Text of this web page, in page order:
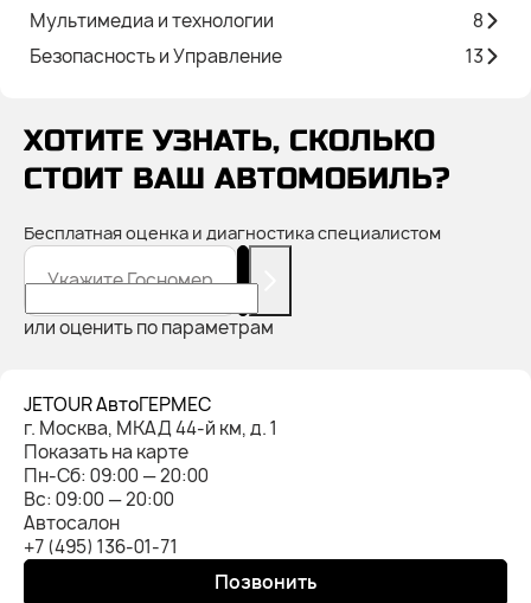
Мультимедиа и технологии
8
Безопасность и Управление
13
ХОТИТЕ УЗНАТЬ, СКОЛЬКО
СТОИТ ВАШ АВТОМОБИЛЬ?
Бесплатная оценка и диагностика специалистом
Укажите Госномер
или оценить по параметрам
JETOUR АвтоГЕРМЕС
г. Москва, МКАД 44-й км, д. 1
Показать на карте
Пн-Cб: 09:00 — 20:00
Вс: 09:00 — 20:00
Автосалон
+7 (495) 136-01-71
Позвонить